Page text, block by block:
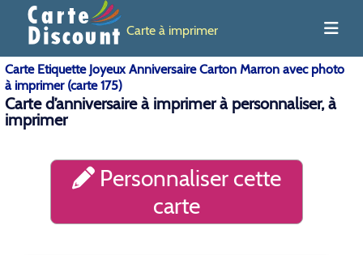
Carte à imprimer
Carte Etiquette Joyeux Anniversaire Carton Marron avec photo
à imprimer (carte 175)
Carte d’anniversaire à imprimer à personnaliser, à
imprimer
Personnaliser cette
carte